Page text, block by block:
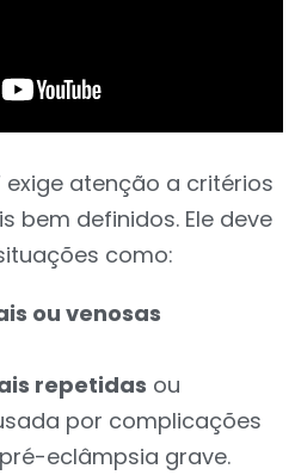
exige atenção a critérios
bem definidos. Ele deve
como:
ou venosas
repetidas ou
por complicações
eclâmpsia grave.